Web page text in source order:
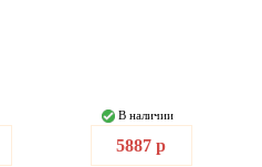
В наличии
5887 р